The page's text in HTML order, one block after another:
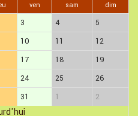
ven sam dim
3 4
5
10 11
12
17 18
19
24 25
26
31 1 2